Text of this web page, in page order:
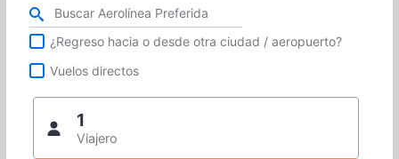
Refina tu búsqueda por aerolínea, ciudad o aeropuerto o vuelos directos
¿Regreso hacia o desde otra ciudad / aeropuerto?
Vuelos directos
1
Viajero